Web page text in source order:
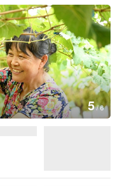
图集
湖北房县：路畅景美
6/6